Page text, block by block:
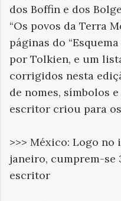
dos Boffin e dos
“Os povos da Terra
páginas do
por Tolkien, e um
corrigidos nesta
de nomes, símbolos
escritor criou para
>>> México: Logo no
janeiro, cumprem-se
escritor